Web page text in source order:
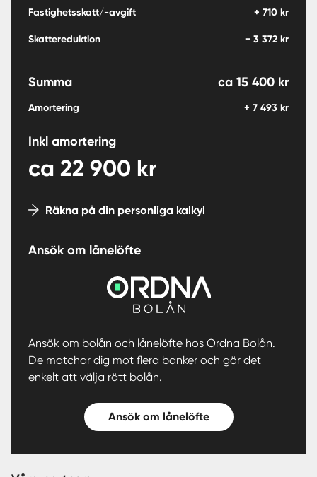
Fastighetsskatt/-avgift + 710 kr
Skattereduktion − 3 372 kr
Summa ca 15 400 kr
Amortering + 7 493 kr
Inkl amortering
ca 22 900 kr
Räkna på din personliga kalkyl
Ansök om lånelöfte
Ansök om bolån och lånelöfte hos Ordna Bolån.
De matchar dig mot flera banker och gör det
enkelt att välja rätt bolån.
Ansök om lånelöfte